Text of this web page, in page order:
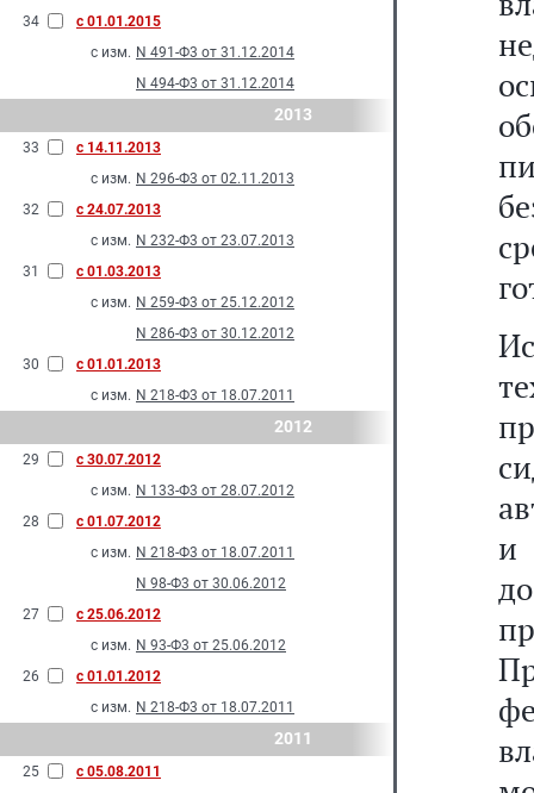
34
с 01.01.2015
с изм. N 491-Ф3 от 31.12.2014
N 494-Ф3 от 31.12.2014
2013
33
с 14.11.2013
с изм. N 296-Ф3 от 02.11.2013
32
с 24.07.2013
с изм. N 232-Ф3 от 23.07.2013
31
с 01.03.2013
с изм. N 259-Ф3 от 25.12.2012
N 286-Ф3 от 30.12.2012
30
с 01.01.2013
с изм. N 218-Ф3 от 18.07.2011
2012
29
с 30.07.2012
с изм. N 133-Ф3 от 28.07.2012
28
с 01.07.2012
с изм. N 218-Ф3 от 18.07.2011
N 98-Ф3 от 30.06.2012
27
с 25.06.2012
с изм. N 93-Ф3 от 25.06.2012
26
с 01.01.2012
с изм. N 218-Ф3 от 18.07.2011
2011
25
с 05.08.2011
и